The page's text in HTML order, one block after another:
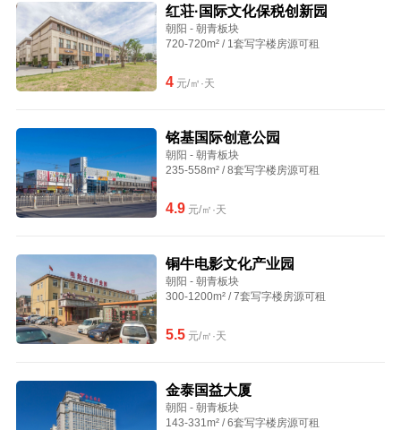
红荘·国际文化保税创新园
朝阳 - 朝青板块
720-720m² / 1套写字楼房源可租
4元/㎡·天
铭基国际创意公园
朝阳 - 朝青板块
235-558m² / 8套写字楼房源可租
4.9元/㎡·天
铜牛电影文化产业园
朝阳 - 朝青板块
300-1200m² / 7套写字楼房源可租
5.5元/㎡·天
金泰国益大厦
朝阳 - 朝青板块
143-331m² / 6套写字楼房源可租